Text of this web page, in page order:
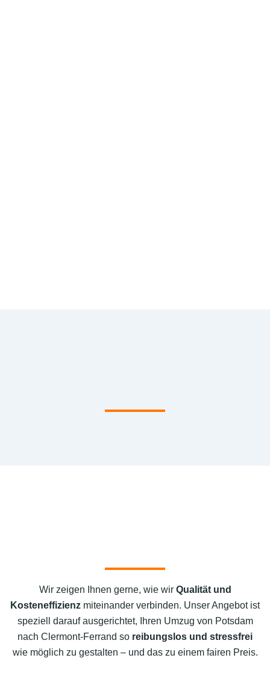
Wir zeigen Ihnen gerne, wie wir Qualität und
Kosteneffizienz miteinander verbinden. Unser Angebot ist
speziell darauf ausgerichtet, Ihren Umzug von Potsdam
nach Clermont-Ferrand so reibungslos und stressfrei
wie möglich zu gestalten – und das zu einem fairen Preis.